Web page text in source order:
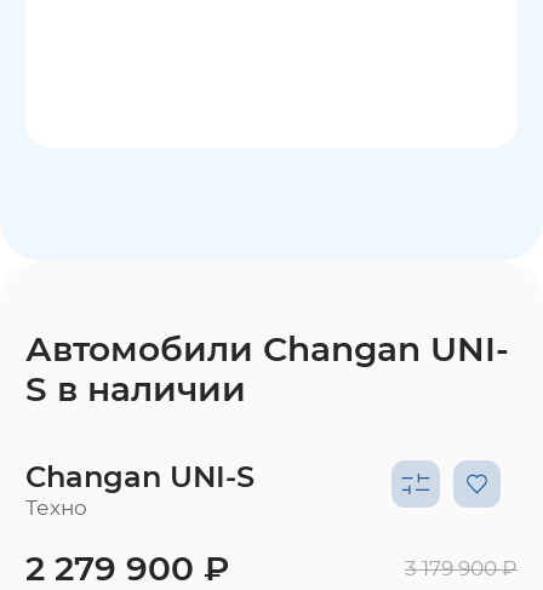
Автомобили Changan UNI-
S в наличии
Changan UNI-S
Техно
2 279 900 ₽ 3 179 900 ₽